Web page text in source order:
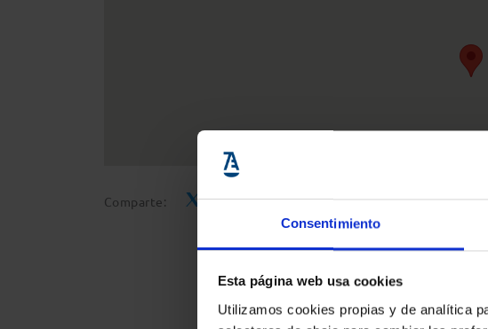
Consentimiento
Esta página web usa cookies
Utilizamos cookies propias y de analítica
Comparte: